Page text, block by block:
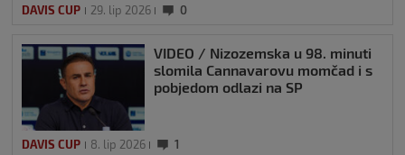
DAVIS CUP 29. lip 2026 0
VIDEO / Nizozemska u 98. minuti
slomila Cannavarovu momčad i s
pobjedom odlazi na SP
DAVIS CUP 8. lip 2026 1